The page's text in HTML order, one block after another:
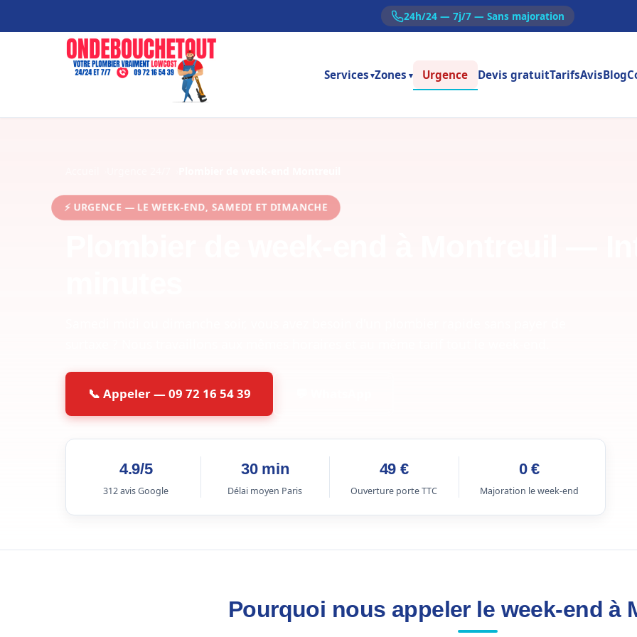
24h/24 — 7j/7 — Sans majoration
Services ▾Zones ▾ Urgence Devis gratuitTarifsAvisBlog
⚡ URGENCE — LE WEEK-END, SAMEDI ET DIMANCHE
📞 Appeler — 09 72 16 54 39
4.9/5
312 avis Google
30 min
Délai moyen Paris
49 €
Ouverture porte TTC
0 €
Majoration le week-end
Pourquoi nous appeler le week-end à